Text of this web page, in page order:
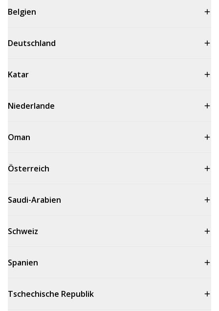
Belgien
Deutschland
Katar
Niederlande
Oman
Österreich
Saudi-Arabien
Schweiz
Spanien
Tschechische Republik